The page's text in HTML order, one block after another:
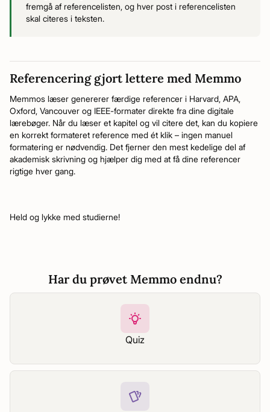
fremgå af referencelisten, og hver post i referencelisten
skal citeres i teksten.
Referencering gjort lettere med Memmo
Memmos læser genererer færdige referencer i Harvard, APA,
Oxford, Vancouver og IEEE-formater direkte fra dine digitale
lærebøger. Når du læser et kapitel og vil citere det, kan du kopiere
en korrekt formateret reference med ét klik – ingen manuel
formatering er nødvendig. Det fjerner den mest kedelige del af
akademisk skrivning og hjælper dig med at få dine referencer
rigtige hver gang.
Held og lykke med studierne!
Har du prøvet Memmo endnu?
Quiz